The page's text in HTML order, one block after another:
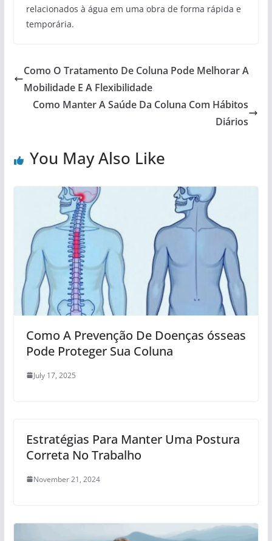
relacionados à água em uma obra de forma rápida e
temporária.
Como O Tratamento De Coluna Pode Melhorar A
Mobilidade E A Flexibilidade
Como Manter A Saúde Da Coluna Com Hábitos
Diários
You May Also Like
Como A Prevenção De Doenças ósseas
Pode Proteger Sua Coluna
July 17, 2025
Estratégias Para Manter Uma Postura
Correta No Trabalho
November 21, 2024